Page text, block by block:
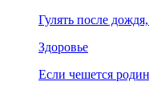
Гулять после
Здоровье
Если чешется